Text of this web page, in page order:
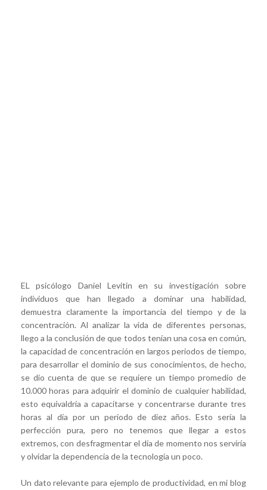
EL psicólogo Daniel Levitin en su investigación sobre
individuos que han llegado a dominar una habilidad,
demuestra claramente la importancia del tiempo y de la
concentración. Al analizar la vida de diferentes personas,
llego a la conclusión de que todos tenían una cosa en común,
la capacidad de concentración en largos periodos de tiempo,
para desarrollar el dominio de sus conocimientos, de hecho,
se dio cuenta de que se requiere un tiempo promedio de
10.000 horas para adquirir el dominio de cualquier habilidad,
esto equivaldría a capacitarse y concentrarse durante tres
horas al día por un periodo de diez años. Esto sería la
perfección pura, pero no tenemos que llegar a estos
extremos, con desfragmentar el día de momento nos serviría
y olvidar la dependencia de la tecnología un poco.
Un dato relevante para ejemplo de productividad, en mi blog